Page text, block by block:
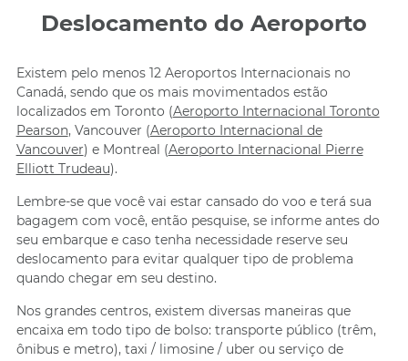
Deslocamento do Aeroporto
Existem pelo menos 12 Aeroportos Internacionais no
Canadá, sendo que os mais movimentados estão
localizados em Toronto (Aeroporto Internacional Toronto
Pearson, Vancouver (Aeroporto Internacional de
Vancouver) e Montreal (Aeroporto Internacional Pierre
Elliott Trudeau).
Lembre-se que você vai estar cansado do voo e terá sua
bagagem com você, então pesquise, se informe antes do
seu embarque e caso tenha necessidade reserve seu
deslocamento para evitar qualquer tipo de problema
quando chegar em seu destino.
Nos grandes centros, existem diversas maneiras que
encaixa em todo tipo de bolso: transporte público (trêm,
ônibus e metro), taxi / limosine / uber ou serviço de